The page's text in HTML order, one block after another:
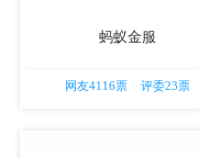
蚂蚁金服
网友4116票 评委23票